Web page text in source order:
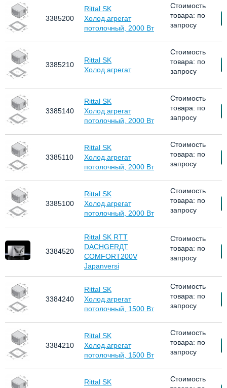
3385200
Rittal SK
Холод.агрегат
потолочный, 2000 Вт
Стоимость
товара: по
запросу
3385210
Rittal SK
Холод.агрегат
Стоимость
товара: по
запросу
3385140
Rittal SK
Холод.агрегат
потолочный, 2000 Вт
Стоимость
товара: по
запросу
3385110
Rittal SK
Холод.агрегат
потолочный, 2000 Вт
Стоимость
товара: по
запросу
3385100
Rittal SK
Холод.агрегат
потолочный, 2000 Вт
Стоимость
товара: по
запросу
3384520
Rittal SK RTT
DACHGERДT
COMFORT200V
Japanversi
Стоимость
товара: по
запросу
3384240
Rittal SK
Холод.агрегат
потолочный, 1500 Вт
Стоимость
товара: по
запросу
3384210
Rittal SK
Холод.агрегат
потолочный, 1500 Вт
Стоимость
товара: по
запросу
Rittal SK
Стоимость